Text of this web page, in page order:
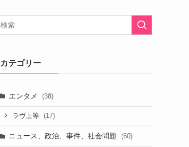
カテゴリー
エンタメ (38)
ラヴ上等 (17)
ニュース、政治、事件、社会問題 (60)